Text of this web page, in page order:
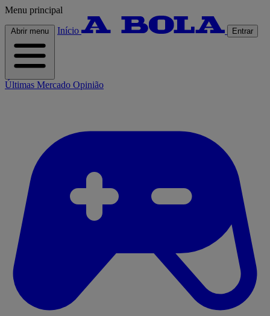
Menu principal
Abrir menu Início Entrar
Últimas Mercado Opinião